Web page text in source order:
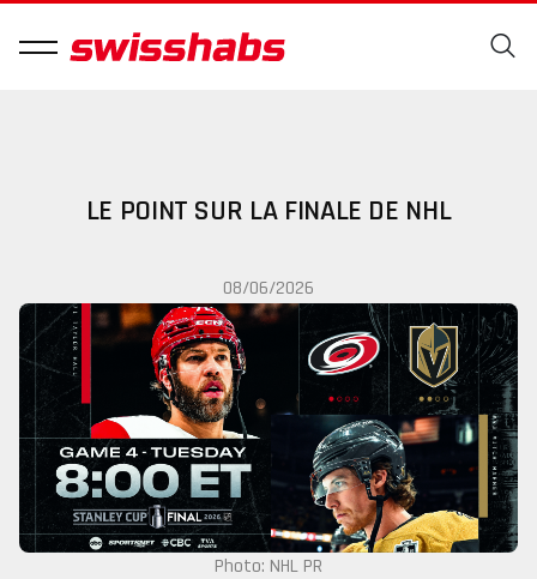
LE POINT SUR LA FINALE DE NHL
08/06/2026
Photo: NHL PR